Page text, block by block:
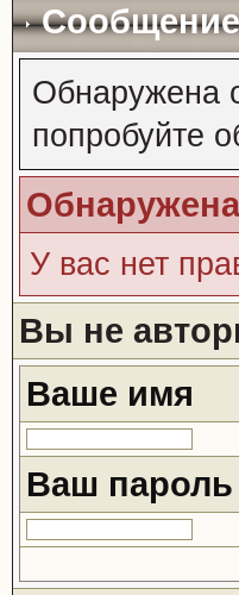
Обнаружена
попробуйте
У вас нет
Вы не
Ваше имя
Ваш пароль